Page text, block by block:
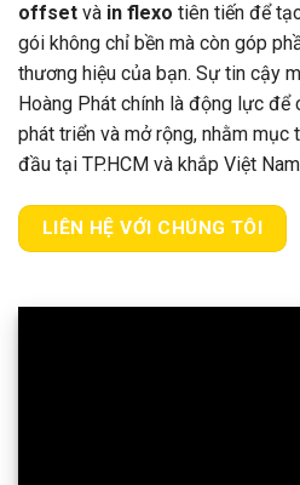
offset và in flexo tiên tiến để
gói không chỉ bền mà còn góp
thương hiệu của bạn. Sự tin cậy
Hoàng Phát chính là động lực để
phát triển và mở rộng, nhằm mục
đầu tại TP.HCM và khắp Việt
LIÊN HỆ VỚI CHÚNG TÔI